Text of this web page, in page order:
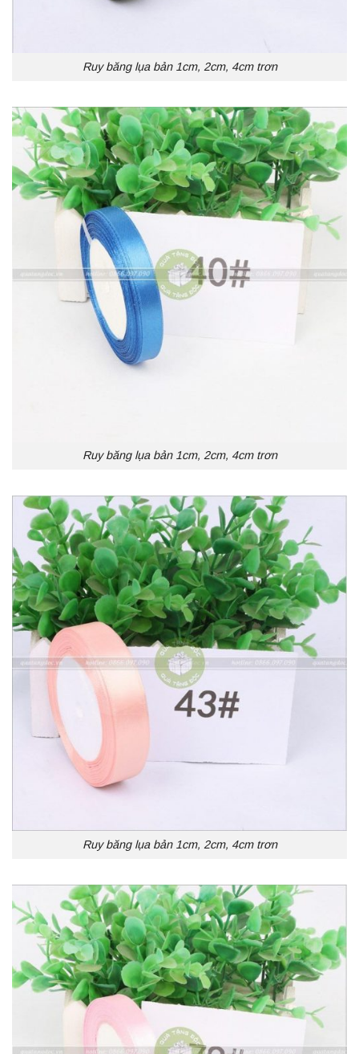
Ruy băng lụa bản 1cm, 2cm, 4cm trơn
Ruy băng lụa bản 1cm, 2cm, 4cm trơn
Ruy băng lụa bản 1cm, 2cm, 4cm trơn